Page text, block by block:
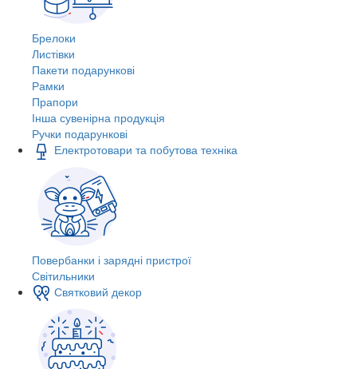
Брелоки
Листівки
Пакети подарункові
Рамки
Прапори
Інша сувенірна продукція
Ручки подарункові
Електротовари та побутова техніка
Повербанки і зарядні пристрої
Світильники
Святковий декор